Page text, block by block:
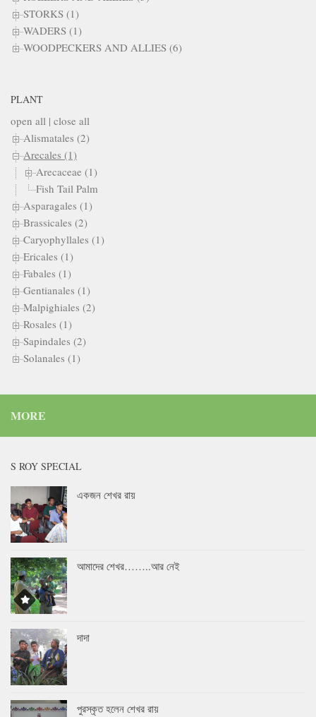
STORKS (1)
WADERS (1)
WOODPECKERS AND ALLIES (6)
PLANT
open all | close all
Alismatales (2)
Arecales (1)
Arecaceae (1)
Fish Tail Palm
Asparagales (1)
Brassicales (2)
Caryophyllales (1)
Ericales (1)
Fabales (1)
Gentianales (1)
Malpighiales (2)
Rosales (1)
Sapindales (2)
Solanales (1)
MORE
S ROY SPECIAL
একজন শেখর রায়
আমাদের শেখর……..আর নেই
দাদা
পুরস্কৃত হলেন শেখর রায়